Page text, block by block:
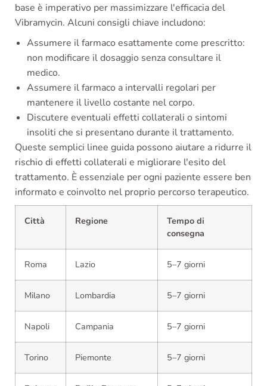
base è imperativo per massimizzare l'efficacia del
Vibramycin. Alcuni consigli chiave includono:
Assumere il farmaco esattamente come prescritto:
non modificare il dosaggio senza consultare il
medico.
Assumere il farmaco a intervalli regolari per
mantenere il livello costante nel corpo.
Discutere eventuali effetti collaterali o sintomi
insoliti che si presentano durante il trattamento.
Queste semplici linee guida possono aiutare a ridurre il
rischio di effetti collaterali e migliorare l'esito del
trattamento. È essenziale per ogni paziente essere ben
informato e coinvolto nel proprio percorso terapeutico.
Città Regione
Tempo di
consegna
Roma Lazio 5–7 giorni
Milano Lombardia 5–7 giorni
Napoli Campania 5–7 giorni
Torino Piemonte 5–7 giorni